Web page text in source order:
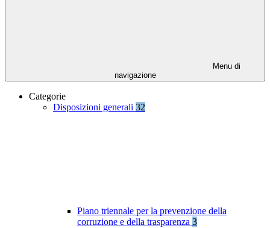
Menu di
navigazione
Categorie
Disposizioni generali 32
Piano triennale per la prevenzione della
corruzione e della trasparenza 3